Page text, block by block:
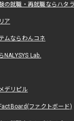
の就職・再就職ならハタ
ア
ムならわんコネ
NALYSYS Lab.
デリピル
ファクトボード)